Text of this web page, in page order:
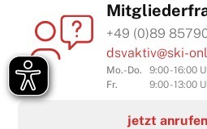
+49 (0)89 85790
dsvaktiv@ski-
Mo.-Do.
9:00 - 16:00
Fr.
9:00 - 13:00
jetzt anrufen